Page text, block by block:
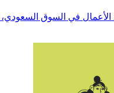
في السوق